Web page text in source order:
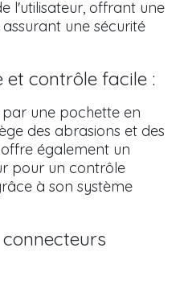
l'utilisateur, offrant une
une sécurité
et contrôle facile :
une pochette en
des abrasions et des
également un
pour un contrôle
à son système